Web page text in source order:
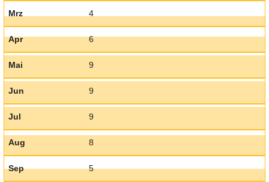
Mrz 4
Apr 6
Mai 9
Jun 9
Jul 9
Aug 8
Sep 5